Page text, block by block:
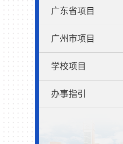
广东省项目
广州市项目
学校项目
办事指引